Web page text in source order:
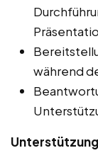
während